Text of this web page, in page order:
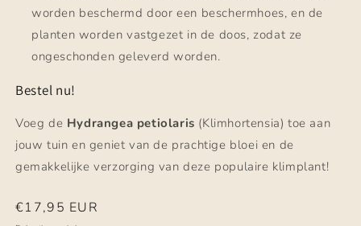
worden beschermd door een beschermhoes, en de
planten worden vastgezet in de doos, zodat ze
ongeschonden geleverd worden.
Bestel nu!
Voeg de Hydrangea petiolaris (Klimhortensia) toe aan
jouw tuin en geniet van de prachtige bloei en de
gemakkelijke verzorging van deze populaire klimplant!
Normale
€17,95 EUR